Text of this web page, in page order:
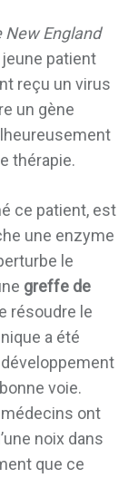
New England
jeune patient
reçu un virus
un gène
thérapie.
ce patient, est
une enzyme
le
greffe de
résoudre le
a été
voie.
médecins ont
noix dans
que ce